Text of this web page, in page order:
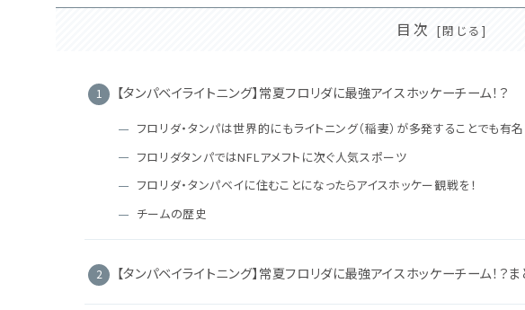
目次
【タンパベイライトニング】常夏フロリダに最強アイスホッケーチーム！？
フロリダ・タンパは世界的にもライトニング（稲妻）が多発することでも有名
フロリダタンパではNFLアメフトに次ぐ人気スポーツ
フロリダ・タンパベイに住むことになったらアイスホッケー観戦を！
チームの歴史
【タンパベイライトニング】常夏フロリダに最強アイスホッケーチーム！？ま